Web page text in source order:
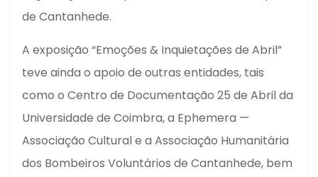
de Cantanhede.
A exposição “Emoções & Inquietações de Abril”
teve ainda o apoio de outras entidades, tais
como o Centro de Documentação 25 de Abril da
Universidade de Coimbra, a Ephemera —
Associação Cultural e a Associação Humanitária
dos Bombeiros Voluntários de Cantanhede, bem